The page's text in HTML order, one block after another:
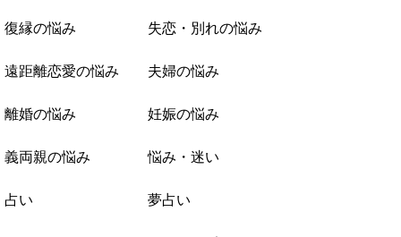
復縁の悩み 失恋・別れの悩み
遠距離恋愛の悩み 夫婦の悩み
離婚の悩み 妊娠の悩み
義両親の悩み 悩み・迷い
占い 夢占い